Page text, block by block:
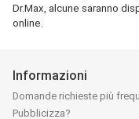
Dr.Max, alcune saranno
online.
Informazioni
Domande richieste più
Pubblicizza?